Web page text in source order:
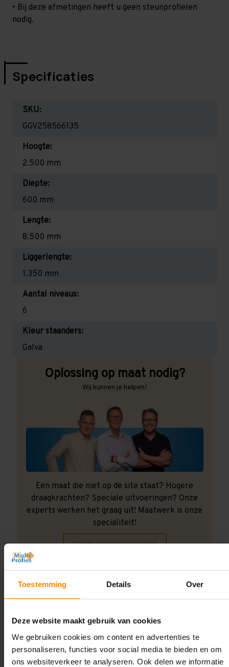
Toestemming Details Over
Deze website maakt gebruik van cookies
We gebruiken cookies om content en advertenties te
personaliseren, functies voor social media te bieden en om
ons websiteverkeer te analyseren. Ook delen we informatie
• Bij deze afmetingen heeft u geen steunprofielen
nodig.
Specificaties
SKU:
GGV258566135
Hoogte:
2.500 mm
Diepte:
600 mm
Lengte:
8.500 mm
Liggerlengte:
1.350 mm
Aantal niveaus:
6
Kleur staanders:
Galva
Oplossing op maat nodig?
Wij kunnen je helpen!
Een maat die niet op de site staat? Hogere
draagkrachten? Speciale uitvoeringen? Onze
experts werken het graag uit! Maatwerk is onze
specialiteit!
Contact met specialist
Montage uitbesteden?